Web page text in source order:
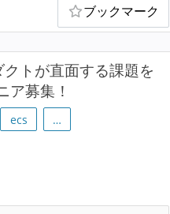
ブックマーク
トが直面する課題を
募集！
ecs …